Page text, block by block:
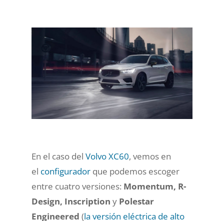
En el caso del Volvo XC60, vemos en
el configuradorque podemos escoger
entre cuatro versiones: Momentum, R-
Design, Inscription y Polestar
Engineered (la versión eléctrica de alto